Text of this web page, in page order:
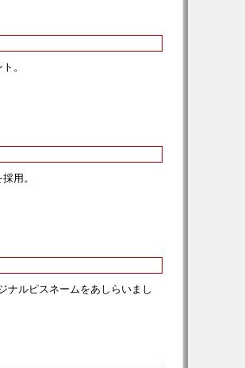
。
用。
ナルピスネームをあしらいまし